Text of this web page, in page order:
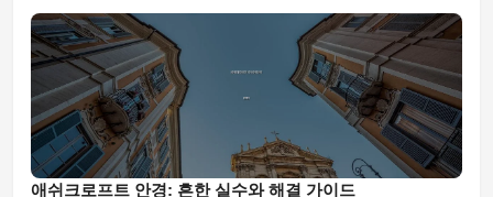
애쉬크로프트 안경: 흔한 실수와 해결 가이드